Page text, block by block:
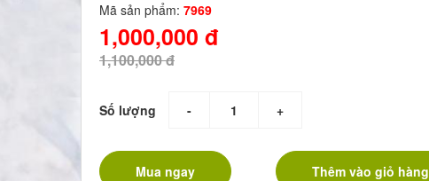
Mã sản phẩm: 7969
1,000,000 đ
1,100,000 đ
Số lượng - +
Mua ngay Thêm vào giỏ hàng